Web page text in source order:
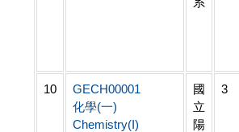
10
GECH00001
化學(一)
Chemistry(I)
國
立
陽
3